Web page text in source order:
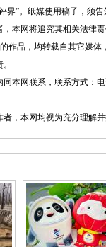
界”。纸媒使用稿子，须
本网将追究其相关法律
品，均转载自其它媒体
网联系，联系方式：电
，本网均视为充分理解并